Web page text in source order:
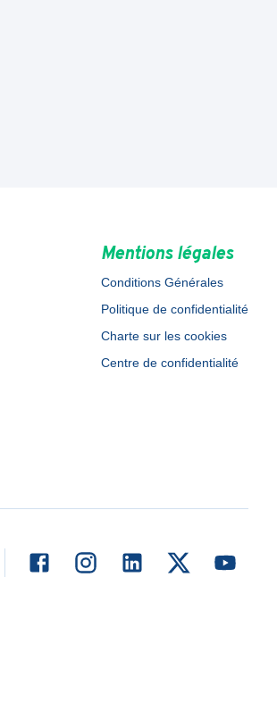
Mentions légales
Conditions Générales
Politique de confidentialité
Charte sur les cookies
Centre de confidentialité